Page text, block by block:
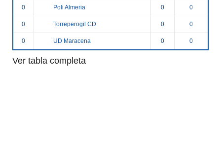
0 Poli Almeria 0 0
0 Torreperogil CD 0 0
0 UD Maracena 0 0
Ver tabla completa